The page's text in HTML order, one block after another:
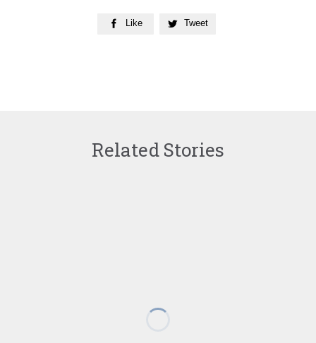
 Like  Tweet
Related Stories